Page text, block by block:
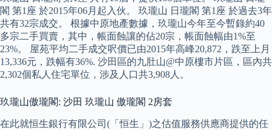
閣 第1座 於2015年06月起入伙。 玖瓏山 日瓏閣 第1座 於過去3年
共有32宗成交。 根據中原地產數據，玖瓏山今年至今暫錄約40
多宗二手買賣，其中，帳面蝕讓的佔20宗，帳面蝕幅由1%至
23%。 屋苑平均二手成交呎價已由2015年高峰20,872，跌至上月
13,336元，跌幅有36%. 沙田區的九肚山@中原樓市片區，區內共
2,302個私人住宅單位，涉及人口共3,908人。
玖瓏山傲瓏閣: 沙田 玖瓏山 傲瓏閣 2房套
在此就恒生銀行有限公司(「恒生」)之估值服務供應商提供的任